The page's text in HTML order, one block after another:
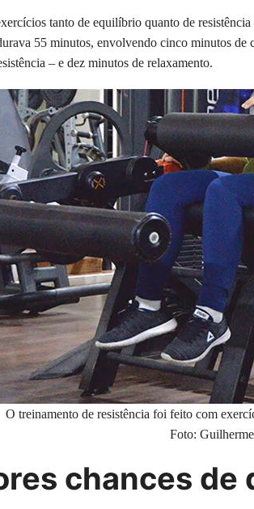
tanto de equilíbrio quanto de
55 minutos, envolvendo cinco minutos
– e dez minutos de relaxamento.
O treinamento de resistência foi feito com
Foto:
chances de